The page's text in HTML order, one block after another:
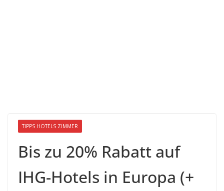
TIPPS HOTELS ZIMMER
Bis zu 20% Rabatt auf
IHG-Hotels in Europa (+